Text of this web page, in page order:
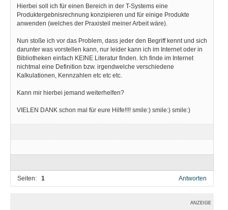
Hierbei soll ich für einen Bereich in der T-Systems eine
Produktergebnisrechnung konzipieren und für einige Produkte
anwenden (welches der Praxisteil meiner Arbeit wäre).
Nun stoße ich vor das Problem, dass jeder den Begriff kennt und sich
darunter was vorstellen kann, nur leider kann ich im Internet oder in
Bibliotheken einfach KEINE Literatur finden. Ich finde im Internet
nichtmal eine Definition bzw. irgendwelche verschiedene
Kalkulationen, Kennzahlen etc etc etc.
Kann mir hierbei jemand weiterhelfen?
VIELEN DANK schon mal für eure Hilfe!!!! smile:) smile:) smile:)
Seiten: 1 Antworten
ANZEIGE